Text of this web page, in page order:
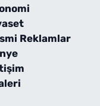
Reklamlar